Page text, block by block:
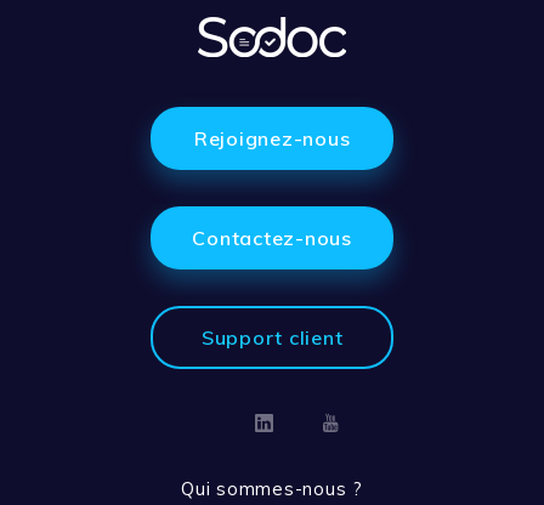
Rejoignez-nous
Contactez-nous
Support client
LinkedinYoutube
Qui sommes-nous ?